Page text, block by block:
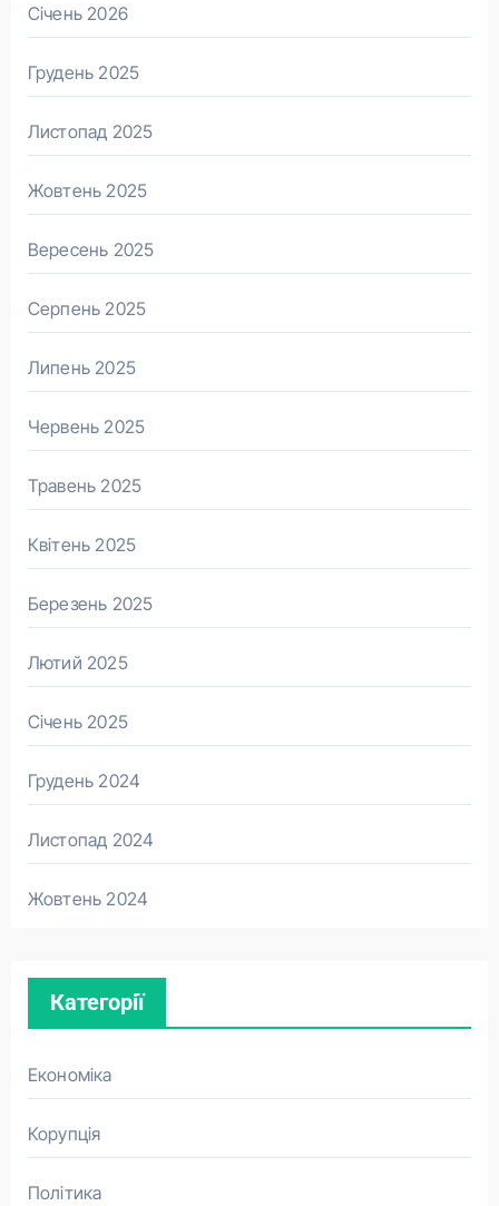
Січень 2026
Грудень 2025
Листопад 2025
Жовтень 2025
Вересень 2025
Серпень 2025
Липень 2025
Червень 2025
Травень 2025
Квітень 2025
Березень 2025
Лютий 2025
Січень 2025
Грудень 2024
Листопад 2024
Жовтень 2024
Категорії
Економіка
Корупція
Політика